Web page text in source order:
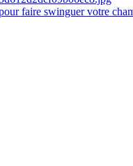
faire swinguer votre